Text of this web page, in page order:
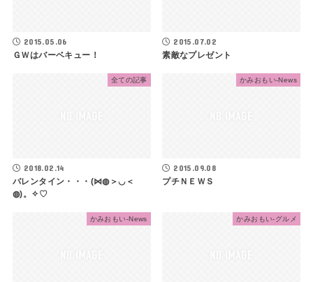
2015.05.06
ＧＷはバーベキュー！
2015.07.02
素敵なプレゼント
全ての記事
2018.02.14
バレンタイン・・・(⋈◍＞◡＜
◍)。✧♡
かみおもい-News
2015.09.08
プチＮＥＷＳ
かみおもい-News かみおもい-グルメ